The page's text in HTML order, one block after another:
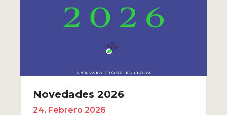
Novedades 2026
24, Febrero 2026